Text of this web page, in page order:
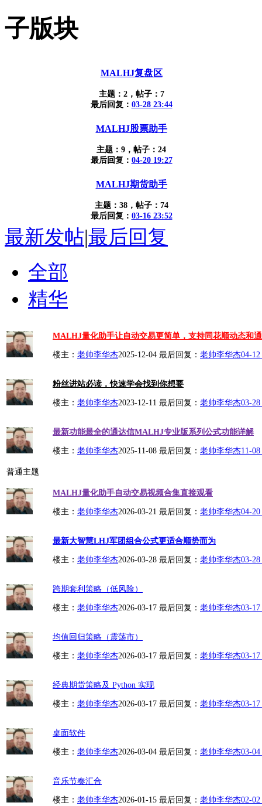
子版块
MALHJ复盘区
主题：2，帖子：7
最后回复： 03-28 23:44
MALHJ股票助手
主题：9，帖子：24
最后回复： 04-20 19:27
MALHJ期货助手
主题：38，帖子：74
最后回复： 03-16 23:52
最新发帖|最后回复
全部
精华
MALHJ量化助手让自动交易更简单，支持同花顺动态和
楼主： 老帅李华杰2025-12-04 最后回复： 老帅李华杰04-12
粉丝进站必读，快速学会找到你想要
楼主： 老帅李华杰2023-12-11 最后回复： 老帅李华杰03-28
最新功能最全的通达信MALHJ专业版系列公式功能详解
楼主： 老帅李华杰2025-11-08 最后回复： 老帅李华杰11-
普通主题
MALHJ量化助手自动交易视频合集直接观看
楼主： 老帅李华杰2026-03-21 最后回复： 老帅李华杰04-20
最新大智慧LHJ军团组合公式更适合顺势而为
楼主： 老帅李华杰2026-03-28 最后回复： 老帅李华杰03-28
跨期套利策略（低风险）
楼主： 老帅李华杰2026-03-17 最后回复： 老帅李华杰03-17
均值回归策略（震荡市）
楼主： 老帅李华杰2026-03-17 最后回复： 老帅李华杰03-17
经典期货策略及 Python 实现
楼主： 老帅李华杰2026-03-17 最后回复： 老帅李华杰03-17
桌面软件
楼主： 老帅李华杰2026-03-04 最后回复： 老帅李华杰03-04
音乐节奏汇合
楼主： 老帅李华杰2026-01-15 最后回复： 老帅李华杰02-02